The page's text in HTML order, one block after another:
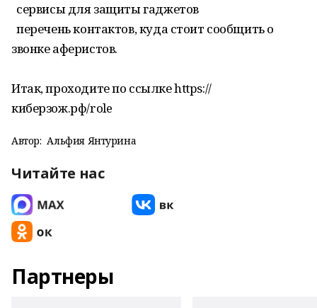
сервисы для защиты гаджетов
перечень контактов, куда стоит сообщить о
звонке аферистов.
Итак, проходите по ссылке https://
киберзож.рф/role
Автор: Альфия Янтурина
Читайте нас
Партнеры